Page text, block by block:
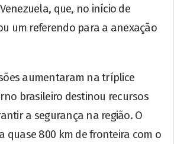
que, no início de
um referendo para a anexação
aumentaram na tríplice
brasileiro destinou recursos
a segurança na região. O
quase 800 km de fronteira com o